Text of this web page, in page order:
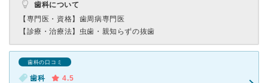
歯科について
【専門医・資格】 歯周病専門医
【診療・治療法】 虫歯・親知らずの抜歯
歯科の口コミ
歯科
4.5